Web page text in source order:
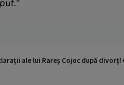
ale lui Rareș Cojoc după